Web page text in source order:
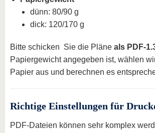
dünn: 80/90 g
dick: 120/170 g
Bitte schicken Sie die Pläne als PDF-
Papiergewicht angegeben ist, wählen
Papier aus und berechnen es
Richtige Einstellungen für
PDF-Dateien können sehr komplex